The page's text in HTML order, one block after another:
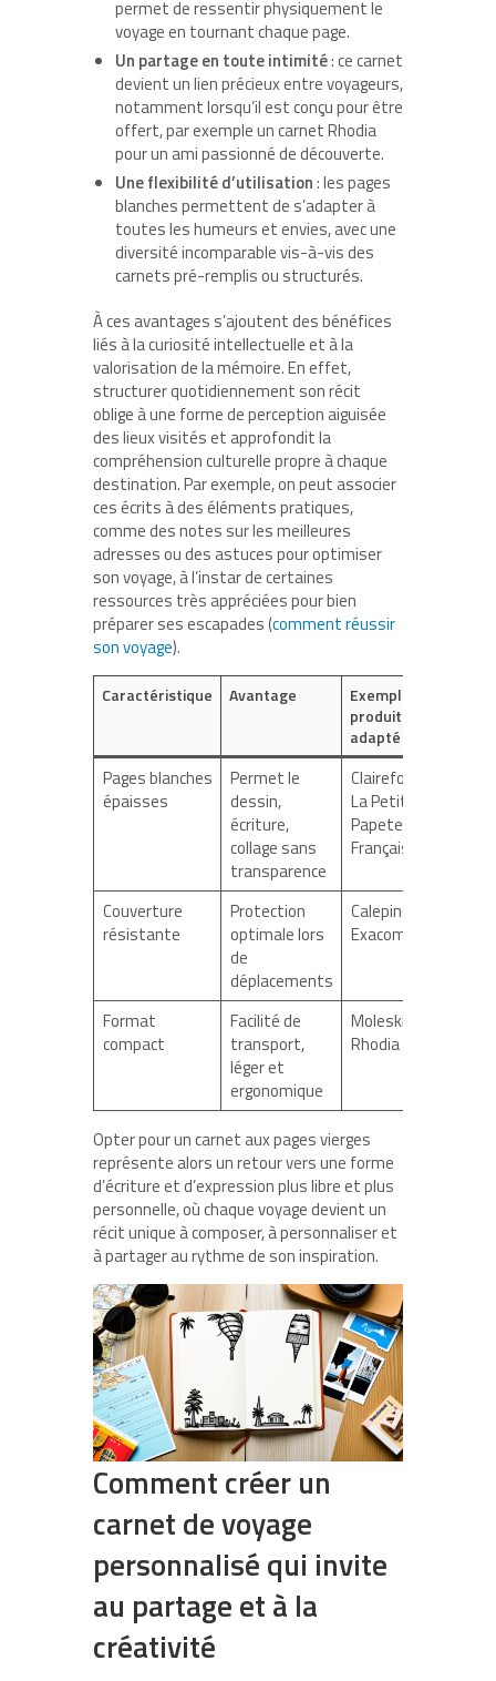
permet de ressentir physiquement le
voyage en tournant chaque page.
Un partage en toute intimité: ce carnet
devient un lien précieux entre voyageurs,
notamment lorsqu’il est conçu pour être
offert, par exemple un carnet Rhodia
pour un ami passionné de découverte.
Une flexibilité d’utilisation: les pages
blanches permettent de s’adapter à
toutes les humeurs et envies, avec une
diversité incomparable vis-à-vis des
carnets pré-remplis ou structurés.
À ces avantages s’ajoutent des bénéfices
liés à la curiosité intellectuelle et à la
valorisation de la mémoire. En effet,
structurer quotidiennement son récit
oblige à une forme de perception aiguisée
des lieux visités et approfondit la
compréhension culturelle propre à chaque
destination. Par exemple, on peut associer
ces écrits à des éléments pratiques,
comme des notes sur les meilleures
adresses ou des astuces pour optimiser
son voyage, à l’instar de certaines
ressources très appréciées pour bien
préparer ses escapades (comment réussir
son voyage).
Caractéristique Avantage
Exemple de
produit
adapté
Pages blanches
épaisses
Permet le
dessin,
écriture,
collage sans
transparence
Clairefontaine,
La Petite
Papeterie
Française
Couverture
résistante
Protection
optimale lors
de
déplacements
Calepino,
Exacompta
Format
compact
Facilité de
transport,
léger et
ergonomique
Moleskine,
Rhodia
Opter pour un carnet aux pages vierges
représente alors un retour vers une forme
d’écriture et d’expression plus libre et plus
personnelle, où chaque voyage devient un
récit unique à composer, à personnaliser et
à partager au rythme de son inspiration.
Comment créer un
carnet de voyage
personnalisé qui invite
au partage et à la
créativité